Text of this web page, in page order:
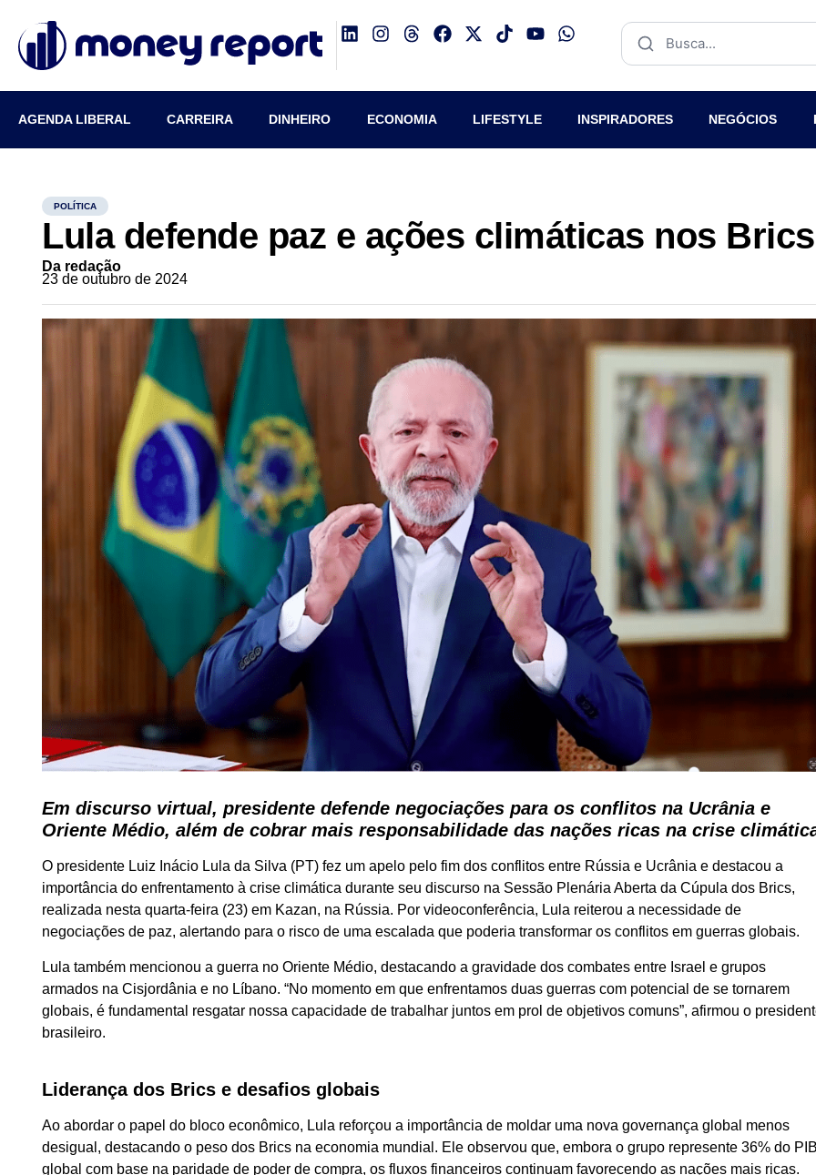
AGENDA LIBERAL CARREIRA DINHEIRO ECONOMIA LIFESTYLE INSPIRADORES NEGÓCIOS
POLÍTICA
Lula defende paz e ações climáticas nos Brics
Da redação
23 de outubro de 2024
Em discurso virtual, presidente defende negociações para os conflitos na Ucrânia e
Oriente Médio, além de cobrar mais responsabilidade das nações ricas na crise
O presidente Luiz Inácio Lula da Silva (PT) fez um apelo pelo fim dos conflitos entre Rússia e Ucrânia e destacou a
importância do enfrentamento à crise climática durante seu discurso na Sessão Plenária Aberta da Cúpula dos Brics,
realizada nesta quarta-feira (23) em Kazan, na Rússia. Por videoconferência, Lula reiterou a necessidade de
negociações de paz, alertando para o risco de uma escalada que poderia transformar os conflitos em guerras globais.
Lula também mencionou a guerra no Oriente Médio, destacando a gravidade dos combates entre Israel e grupos
armados na Cisjordânia e no Líbano. “No momento em que enfrentamos duas guerras com potencial de se tornarem
globais, é fundamental resgatar nossa capacidade de trabalhar juntos em prol de objetivos comuns”, afirmou o
brasileiro.
Liderança dos Brics e desafios globais
Ao abordar o papel do bloco econômico, Lula reforçou a importância de moldar uma nova governança global menos
desigual, destacando o peso dos Brics na economia mundial. Ele observou que, embora o grupo represente 36% do
global com base na paridade de poder de compra, os fluxos financeiros continuam favorecendo as nações mais ricas.